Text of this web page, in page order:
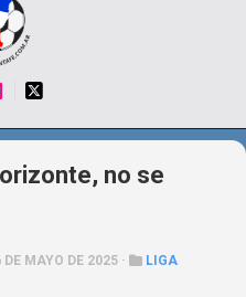
no se
DE MAYO DE 2025 ·
LIGA